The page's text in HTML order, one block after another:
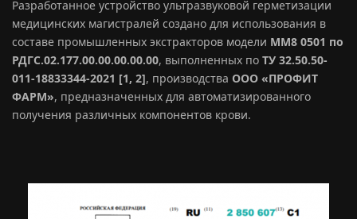
Разработанное устройство ультразвуковой герметизации
медицинских магистралей создано для использования в
составе промышленных экстракторов модели ММ8 0501 по
РДГС.02.177.00.00.00.00.00, выполненных по ТУ 32.50.50-
011-18833344-2021 [1, 2], производства ООО «ПРОФИТ
ФАРМ», предназначенных для автоматизированного
получения различных компонентов крови.